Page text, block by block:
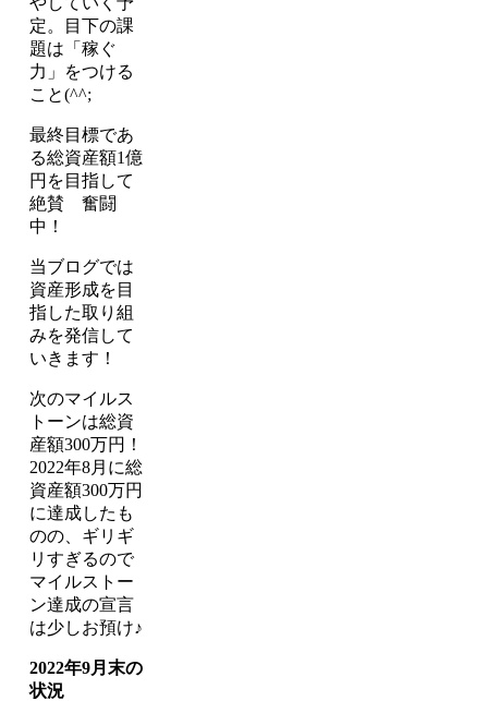
定。目下の課
題は「稼ぐ
力」をつける
こと(^^;
最終目標であ
る総資産額1億
円を目指して
絶賛 奮闘
中！
当ブログでは
資産形成を目
指した取り組
みを発信して
いきます！
次のマイルス
トーンは総資
産額300万円！
2022年8月に総
資産額300万円
に達成したも
のの、ギリギ
リすぎるので
マイルストー
ン達成の宣言
は少しお預け♪
2022年9月末の
状況